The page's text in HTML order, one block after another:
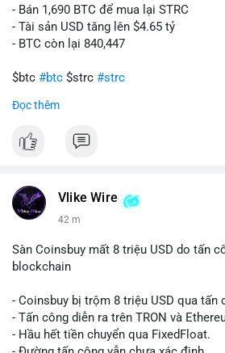
- Bán 1,690 BTC để mua lại STRC
- Tài sản USD tăng lên $4.65 tỷ
- BTC còn lại 840,447
$btc #btc $strc #strc
#vlikevn
📰 Nguồn: Cointelegraph
Đọc thêm
Vlike Wire
42 m
Sàn Coinsbuy mất 8 triệu USD do tấn
blockchain
- Coinsbuy bị trộm 8 triệu USD qua tấn
- Tấn công diễn ra trên TRON và
- Hầu hết tiền chuyển qua FixedFloat.